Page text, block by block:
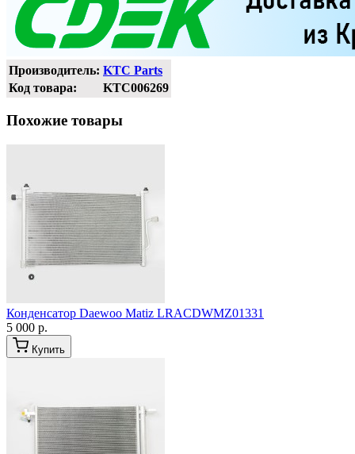
Производитель: KTC Parts
Код товара:
KTC006269
Похожие товары
Конденсатор Daewoo Matiz LRACDWMZ01331
5 000 р.
Купить